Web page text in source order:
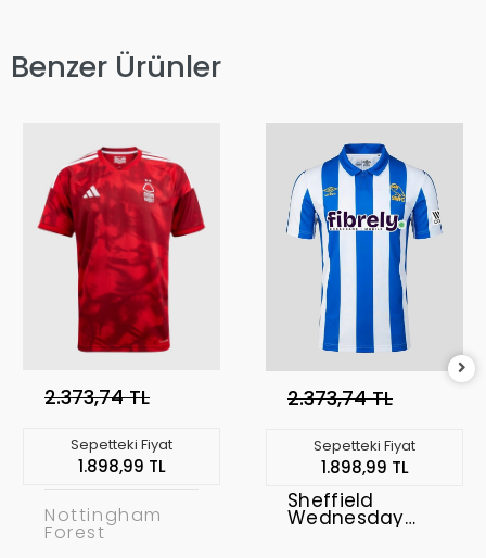
Benzer Ürünler
2.373,74 TL
Sepetteki Fiyat
1.898,99 TL
Nottingham
Forest
2.373,74 TL
Sepetteki Fiyat
1.898,99 TL
Sheffield
Wednesday